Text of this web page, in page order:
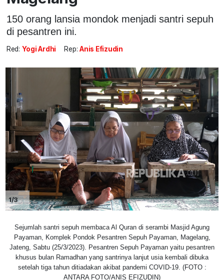
150 orang lansia mondok menjadi santri sepuh
di pesantren ini.
Red: Yogi Ardhi Rep: Anis Efizudin
1/3
Sejumlah santri sepuh membaca Al Quran di serambi Masjid Agung
Payaman, Komplek Pondok Pesantren Sepuh Payaman, Magelang,
Jateng, Sabtu (25/3/2023). Pesantren Sepuh Payaman yaitu pesantren
khusus bulan Ramadhan yang santrinya lanjut usia kembali dibuka
setelah tiga tahun ditiadakan akibat pandemi COVID-19. (FOTO :
ANTARA FOTO/ANIS EFIZUDIN)